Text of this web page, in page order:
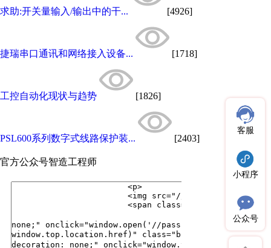
求助:开关量输入/输出中的干... [4926]
捷瑞串口通讯和网络接入设备... [1718]
工控自动化现状与趋势 [1826]
PSL600系列数字式线路保护装... [2403]
官方公众号智造工程师
客服
小程序
公众号